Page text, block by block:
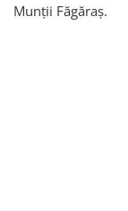
Munții Făgăraș.